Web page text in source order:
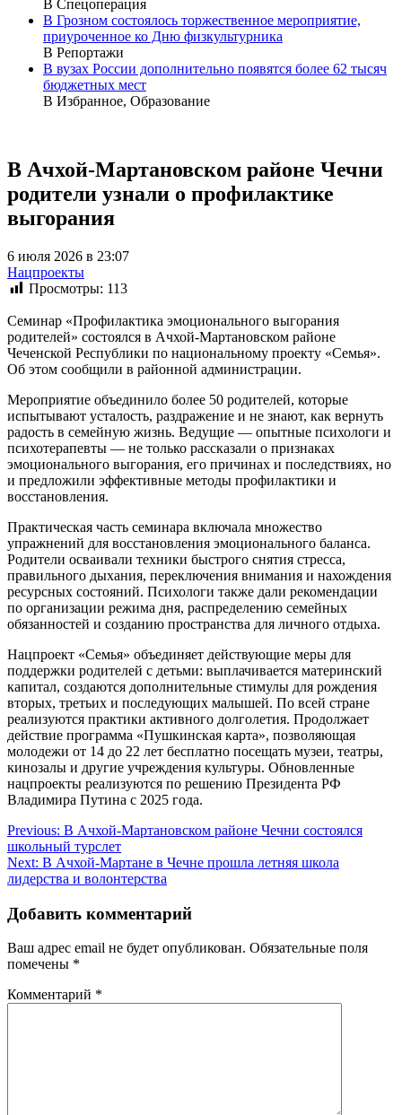
В Спецоперация
В Грозном состоялось торжественное мероприятие,
приуроченное ко Дню физкультурника
В Репортажи
В вузах России дополнительно появятся более 62 тысяч
бюджетных мест
В Избранное, Образование
В Ачхой-Мартановском районе Чечни
родители узнали о профилактике
выгорания
6 июля 2026 в 23:07
Нацпроекты
Просмотры: 113
Семинар «Профилактика эмоционального выгорания
родителей» состоялся в Ачхой-Мартановском районе
Чеченской Республики по национальному проекту «Семья».
Об этом сообщили в районной администрации.
Мероприятие объединило более 50 родителей, которые
испытывают усталость, раздражение и не знают, как вернуть
радость в семейную жизнь. Ведущие — опытные психологи и
психотерапевты — не только рассказали о признаках
эмоционального выгорания, его причинах и последствиях, но
и предложили эффективные методы профилактики и
восстановления.
Практическая часть семинара включала множество
упражнений для восстановления эмоционального баланса.
Родители осваивали техники быстрого снятия стресса,
правильного дыхания, переключения внимания и нахождения
ресурсных состояний. Психологи также дали рекомендации
по организации режима дня, распределению семейных
обязанностей и созданию пространства для личного отдыха.
Нацпроект «Семья» объединяет действующие меры для
поддержки родителей с детьми: выплачивается материнский
капитал, создаются дополнительные стимулы для рождения
вторых, третьих и последующих малышей. По всей стране
реализуются практики активного долголетия. Продолжает
действие программа «Пушкинская карта», позволяющая
молодежи от 14 до 22 лет бесплатно посещать музеи, театры,
кинозалы и другие учреждения культуры. Обновленные
нацпроекты реализуются по решению Президента РФ
Владимира Путина с 2025 года.
Навигация
по
записям
Previous: В Ачхой-Мартановском районе Чечни состоялся
школьный турслет
Next: В Ачхой-Мартане в Чечне прошла летняя школа
лидерства и волонтерства
Добавить комментарий
Ваш адрес email не будет опубликован. Обязательные поля
помечены *
Комментарий *